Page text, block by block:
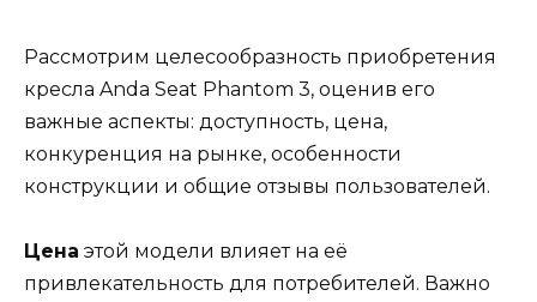
Рассмотрим целесообразность приобретения
кресла Anda Seat Phantom 3, оценив его
важные аспекты: доступность, цена,
конкуренция на рынке, особенности
конструкции и общие отзывы пользователей.
Цена этой модели влияет на её
привлекательность для потребителей. Важно